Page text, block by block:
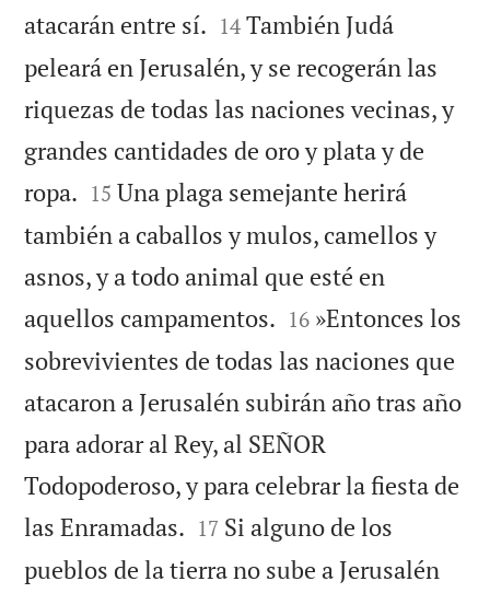
atacarán entre sí. 

14 También Judá
peleará en Jerusalén, y se recogerán las
riquezas de todas las naciones vecinas, y
grandes cantidades de oro y plata y de
ropa. 

15 Una plaga semejante herirá
también a caballos y mulos, camellos y
asnos, y a todo animal que esté en
aquellos campamentos. 

16 »Entonces los
sobrevivientes de todas las naciones que
atacaron a Jerusalén subirán año tras año
para adorar al Rey, al SEÑOR
Todopoderoso, y para celebrar la fiesta de
las Enramadas. 

17 Si alguno de los
pueblos de la tierra no sube a Jerusalén